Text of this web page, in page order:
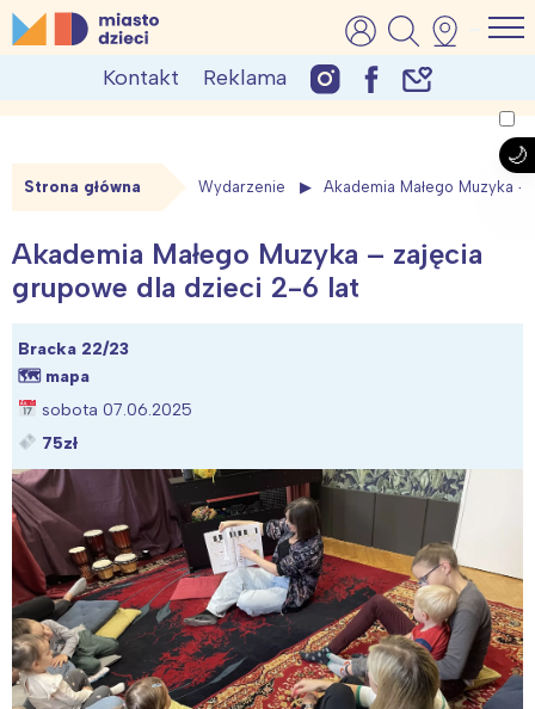
Skip
to
MiastoDzieci.pl
atrakcje dla dzieci, wydarzenia, imprezy rodzinne
Kontakt Reklama
Strona główna Wydarzenie Akademia Małego Muzyka
Akademia Małego Muzyka – zajęcia
grupowe dla dzieci 2-6 lat
Bracka 22/23
🗺 mapa
sobota 07.06.2025
75zł